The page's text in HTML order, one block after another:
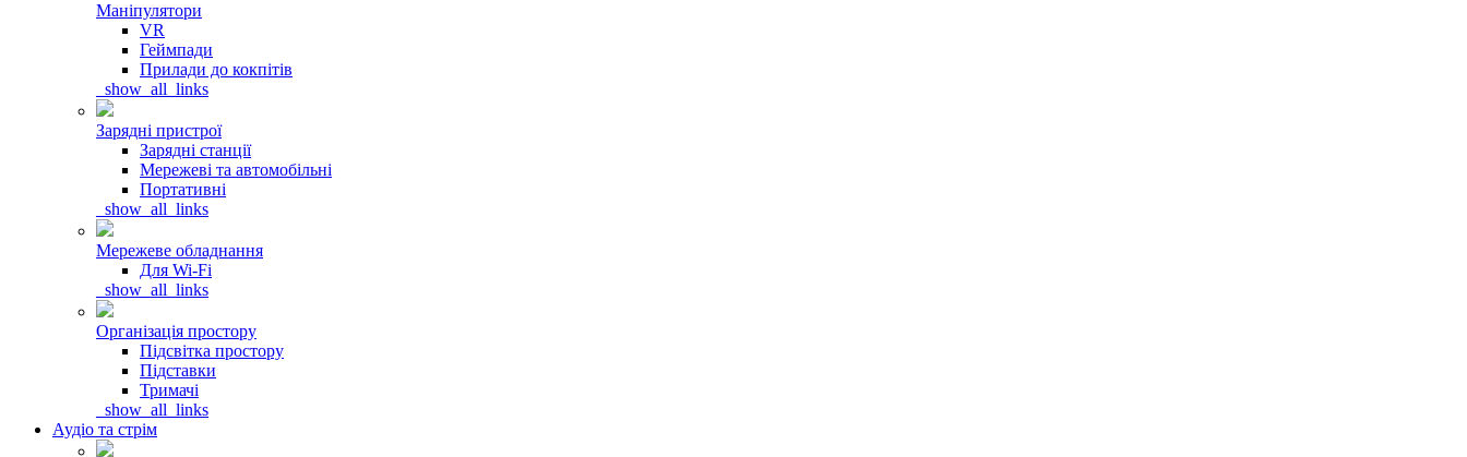
Маніпулятори
VR
Геймпади
Прилади до кокпітів
_show_all_links
Зарядні пристрої
Зарядні станції
Мережеві та автомобільні
Портативні
_show_all_links
Мережеве обладнання
Для Wi-Fi
_show_all_links
Організація простору
Підсвітка простору
Підставки
Тримачі
_show_all_links
Аудіо та стрім